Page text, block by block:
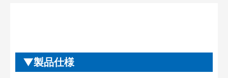
製品仕様